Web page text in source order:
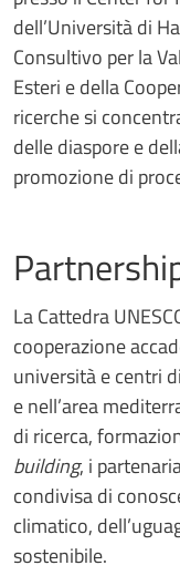
dell’Università di
Consultivo per la
Esteri e della
ricerche si
delle diaspore e
promozione di
La Cattedra
cooperazione
università e centri
e nell’area
di ricerca,
building, i
condivisa di
climatico,
sostenibile.